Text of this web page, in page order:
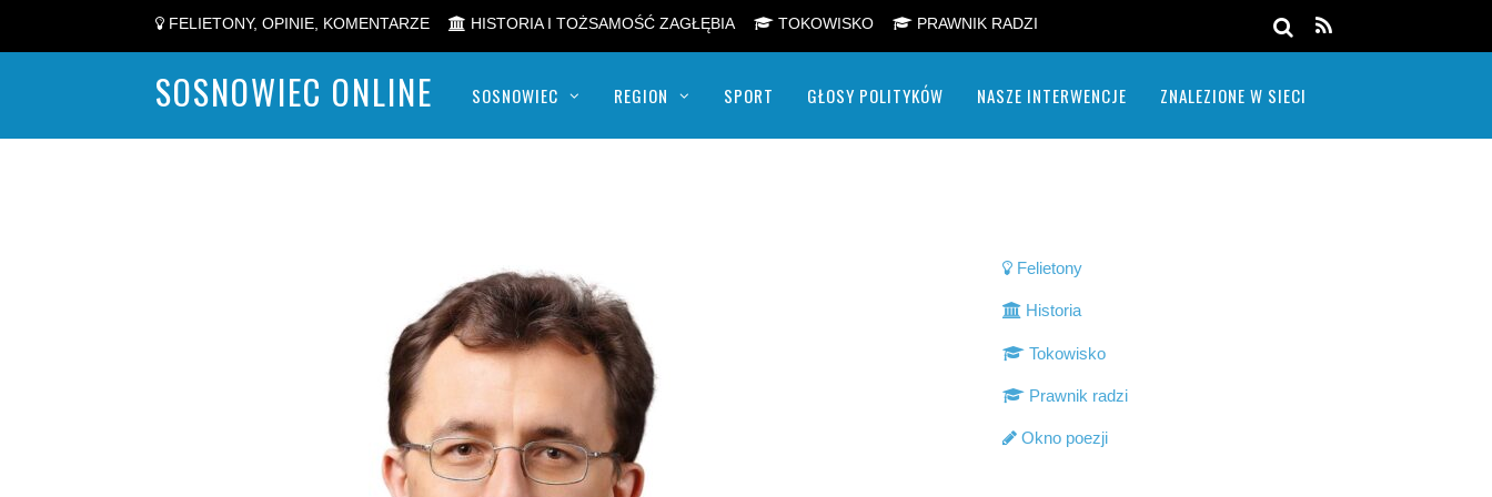
FELIETONY, OPINIE, KOMENTARZE HISTORIA I TOŻSAMOŚĆ ZAGŁĘBIA TOKOWISKO PRAWNIK RADZI
SOSNOWIEC ONLINE SOSNOWIEC REGION SPORT GŁOSY POLITYKÓW NASZE INTERWENCJE ZNALEZIONE W SIECI
Felietony
Historia
Tokowisko
Prawnik radzi
Okno poezji